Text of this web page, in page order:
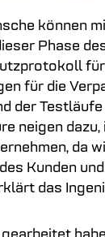
können
Phase
für die
der
neigen dazu,
da
Kunden
das